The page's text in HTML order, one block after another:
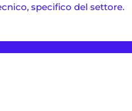
specifico del settore.